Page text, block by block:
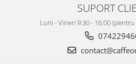
SUPORT
Luni - Vineri 9:30 - 16:00